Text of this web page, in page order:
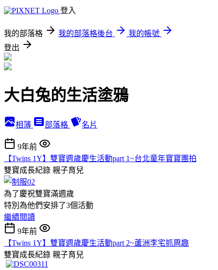
登入
我的部落格 我的部落格後台
我的帳號
登出
大白兔的生活塗鴉
相簿 部落格 名片
9年前
【Twins 1Y】雙寶週歲慶生活動part 1~台北童年寶寶團拍
雙寶成長紀錄 親子育兒
為了慶祝雙寶滿週歲
特別為他們安排了3個活動
繼續閱讀
9年前
【Twins 1Y】雙寶週歲慶生活動part 2~蘆洲李宅抓周趣
雙寶成長紀錄 親子育兒